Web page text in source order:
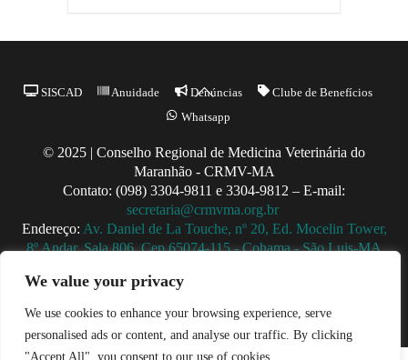
We value your privacy
We use cookies to enhance your browsing experience, serve
personalised ads or content, and analyse our traffic. By clicking
"Accept All", you consent to our use of cookies.
Back
To
SISCAD Anuidade Denúncias
Clube de Benefícios
Whatsapp
© 2025 | Conselho Regional de Medicina Veterinária do
Maranhão - CRMV-MA
Contato: (098) 3304-9811 e 3304-9812 – E-mail:
secretaria@crmvma.org.br
Endereço: Av. Daniel de La Touche, nº 20, Ed. Mocelin Tower,
8º Andar, Sala 806, Cep 65074-115 - Cohama - São Luis-MA